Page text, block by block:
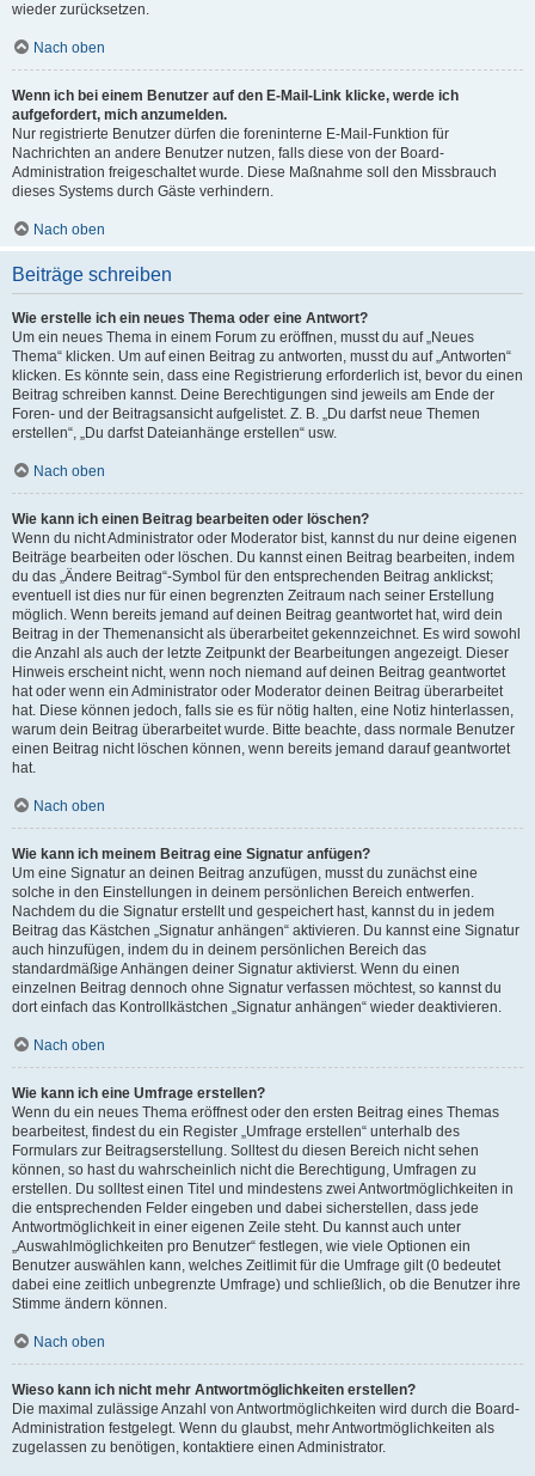
wieder zurücksetzen.
Nach oben
Wenn ich bei einem Benutzer auf den E-Mail-Link klicke, werde ich
aufgefordert, mich anzumelden.
Nur registrierte Benutzer dürfen die foreninterne E-Mail-Funktion für
Nachrichten an andere Benutzer nutzen, falls diese von der Board-
Administration freigeschaltet wurde. Diese Maßnahme soll den Missbrauch
dieses Systems durch Gäste verhindern.
Nach oben
Beiträge schreiben
Wie erstelle ich ein neues Thema oder eine Antwort?
Um ein neues Thema in einem Forum zu eröffnen, musst du auf „Neues
Thema“ klicken. Um auf einen Beitrag zu antworten, musst du auf „Antworten“
klicken. Es könnte sein, dass eine Registrierung erforderlich ist, bevor du einen
Beitrag schreiben kannst. Deine Berechtigungen sind jeweils am Ende der
Foren- und der Beitragsansicht aufgelistet. Z. B. „Du darfst neue Themen
erstellen“, „Du darfst Dateianhänge erstellen“ usw.
Nach oben
Wie kann ich einen Beitrag bearbeiten oder löschen?
Wenn du nicht Administrator oder Moderator bist, kannst du nur deine eigenen
Beiträge bearbeiten oder löschen. Du kannst einen Beitrag bearbeiten, indem
du das „Ändere Beitrag“-Symbol für den entsprechenden Beitrag anklickst;
eventuell ist dies nur für einen begrenzten Zeitraum nach seiner Erstellung
möglich. Wenn bereits jemand auf deinen Beitrag geantwortet hat, wird dein
Beitrag in der Themenansicht als überarbeitet gekennzeichnet. Es wird sowohl
die Anzahl als auch der letzte Zeitpunkt der Bearbeitungen angezeigt. Dieser
Hinweis erscheint nicht, wenn noch niemand auf deinen Beitrag geantwortet
hat oder wenn ein Administrator oder Moderator deinen Beitrag überarbeitet
hat. Diese können jedoch, falls sie es für nötig halten, eine Notiz hinterlassen,
warum dein Beitrag überarbeitet wurde. Bitte beachte, dass normale Benutzer
einen Beitrag nicht löschen können, wenn bereits jemand darauf geantwortet
hat.
Nach oben
Wie kann ich meinem Beitrag eine Signatur anfügen?
Um eine Signatur an deinen Beitrag anzufügen, musst du zunächst eine
solche in den Einstellungen in deinem persönlichen Bereich entwerfen.
Nachdem du die Signatur erstellt und gespeichert hast, kannst du in jedem
Beitrag das Kästchen „Signatur anhängen“ aktivieren. Du kannst eine Signatur
auch hinzufügen, indem du in deinem persönlichen Bereich das
standardmäßige Anhängen deiner Signatur aktivierst. Wenn du einen
einzelnen Beitrag dennoch ohne Signatur verfassen möchtest, so kannst du
dort einfach das Kontrollkästchen „Signatur anhängen“ wieder deaktivieren.
Nach oben
Wie kann ich eine Umfrage erstellen?
Wenn du ein neues Thema eröffnest oder den ersten Beitrag eines Themas
bearbeitest, findest du ein Register „Umfrage erstellen“ unterhalb des
Formulars zur Beitragserstellung. Solltest du diesen Bereich nicht sehen
können, so hast du wahrscheinlich nicht die Berechtigung, Umfragen zu
erstellen. Du solltest einen Titel und mindestens zwei Antwortmöglichkeiten in
die entsprechenden Felder eingeben und dabei sicherstellen, dass jede
Antwortmöglichkeit in einer eigenen Zeile steht. Du kannst auch unter
„Auswahlmöglichkeiten pro Benutzer“ festlegen, wie viele Optionen ein
Benutzer auswählen kann, welches Zeitlimit für die Umfrage gilt (0 bedeutet
dabei eine zeitlich unbegrenzte Umfrage) und schließlich, ob die Benutzer ihre
Stimme ändern können.
Nach oben
Wieso kann ich nicht mehr Antwortmöglichkeiten erstellen?
Die maximal zulässige Anzahl von Antwortmöglichkeiten wird durch die Board-
Administration festgelegt. Wenn du glaubst, mehr Antwortmöglichkeiten als
zugelassen zu benötigen, kontaktiere einen Administrator.